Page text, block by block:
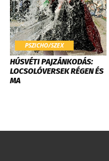
PSZICHO/SZEX
HÚSVÉTI PAJZÁNKODÁS:
LOCSOLÓVERSEK RÉGEN ÉS
MA